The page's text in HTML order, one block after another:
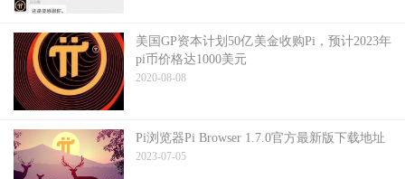
美国GP资本计划50亿美金收购Pi，预计2023年
pi币价格达1000美元
2020-08-08
Pi浏览器Pi Browser 1.7.0官方最新版下载地址
2023-07-05